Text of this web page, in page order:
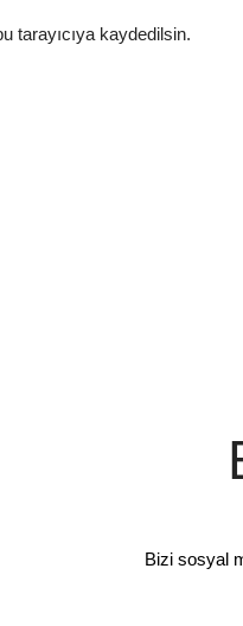
tarayıcıya kaydedilsin.
Bizi sosyal